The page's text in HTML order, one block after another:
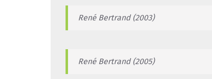
René Bertrand (2003)
René Bertrand (2005)